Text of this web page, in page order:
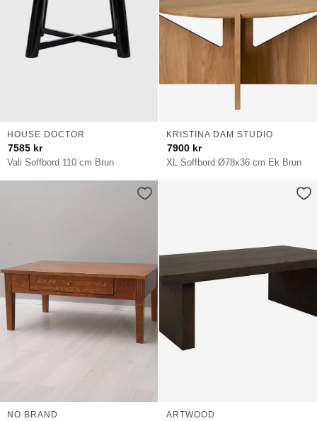
Vali Soffbord 110 cm Brun
HOUSE DOCTOR
7585 kr
XL Soffbord Ø78x36 cm Ek Brun
KRISTINA DAM STUDIO
7900 kr
NO BRAND ARTWOOD